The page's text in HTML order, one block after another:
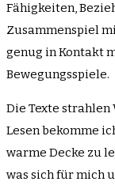
Fähigkeiten,
Zusammenspiel
genug in Kontakt
Bewegungsspiele.
Die Texte
Lesen bekomme
warme Decke zu
was sich für mich